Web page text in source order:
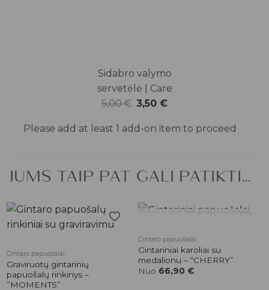
Sidabro valymo
servetėlė | Care
5,00€ Original
was:
3,50€Current
is:
Please add at least 1 add-on item to proceed
JUMS TAIP PAT GALI PATIKTI…
Gintaro papuošalai
Graviruotų gintarinių
papuošalų rinkinys –
”MOMENTS”
prekės
Gintaro papuošalai
Gintariniai karoliai su
medalionu – “CHERRY”
Nuo 66,90 €